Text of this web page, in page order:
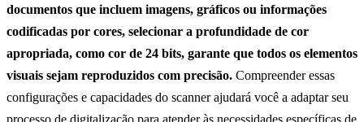
documentos que incluem imagens, gráficos ou informações
codificadas por cores, selecionar a profundidade de cor
apropriada, como cor de 24 bits, garante que todos os elementos
visuais sejam reproduzidos com precisão. Compreender essas
configurações e capacidades do scanner ajudará você a adaptar seu
processo de digitalização para atender às necessidades específicas de